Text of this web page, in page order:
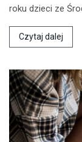
roku dzieci ze
Czytaj dalej